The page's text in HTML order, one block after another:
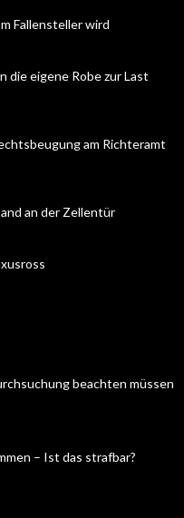
Fallensteller wird
die eigene Robe zur Last
am Richteramt
an der Zellentür
beachten müssen
– Ist das strafbar?